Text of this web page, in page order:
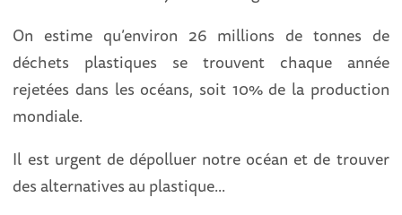
On estime qu’environ 26 millions de tonnes de
déchets plastiques se trouvent chaque année
rejetées dans les océans, soit 10% de la production
mondiale.
Il est urgent de dépolluer notre océan et de trouver
des alternatives au plastique...